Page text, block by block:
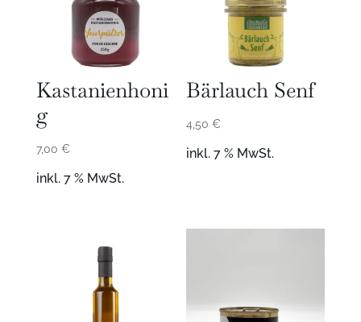
Kastanienhoni
g
7,00 €
inkl. 7 % MwSt.
Bärlauch Senf
4,50€
inkl. 7 % MwSt.